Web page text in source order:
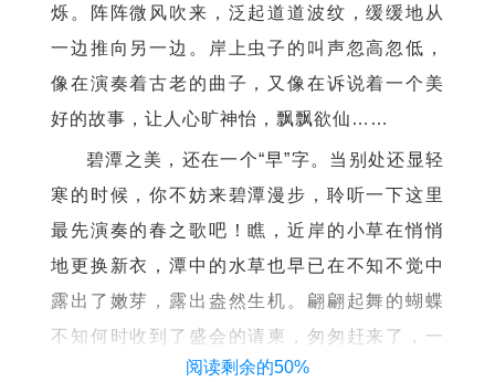
烁。阵阵微风吹来，泛起道道波纹，缓缓地从
一边推向另一边。岸上虫子的叫声忽高忽低，
像在演奏着古老的曲子，又像在诉说着一个美
好的故事，让人心旷神怡，飘飘欲仙……
碧潭之美，还在一个“早”字。当别处还显轻
寒的时候，你不妨来碧潭漫步，聆听一下这里
最先演奏的春之歌吧！瞧，近岸的小草在悄悄
地更换新衣，潭中的水草也早已在不知不觉中
露出了嫩芽，露出盎然生机。翩翩起舞的蝴蝶
不知何时收到了盛会的请柬，匆匆赶来了，一
会儿停在水面的草茎上荡秋千，一会儿扇着翅
阅读剩余的50%